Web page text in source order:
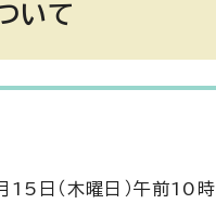
いて
15日（木曜日）午前10